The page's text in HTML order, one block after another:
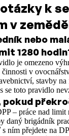
k
v
nebo
1280
je omezeno
v
stavby na
se toto pravidlo
pokud
– práce nad
daný brigádník
ním přejdete na